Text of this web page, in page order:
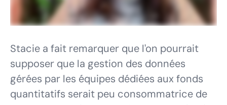
Stacie a fait remarquer que l'on pourrait
supposer que la gestion des données
gérées par les équipes dédiées aux fonds
quantitatifs serait peu consommatrice de